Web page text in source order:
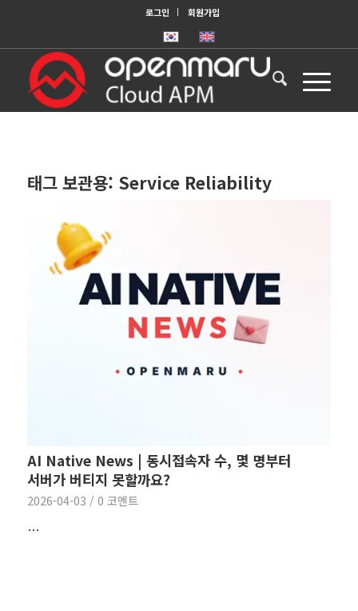
로그인 회원가입
태그 보관용: Service Reliability
AI Native News | 동시접속자 수, 몇 명부터
서버가 버티지 못할까요?
2026-04-03 / 0 코멘트
…